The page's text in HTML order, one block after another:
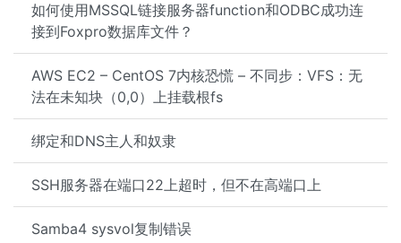
如何使用MSSQL链接服务器function和ODBC成功连
接到Foxpro数据库文件？
AWS EC2 – CentOS 7内核恐慌 – 不同步：VFS：无
法在未知块（0,0）上挂载根fs
绑定和DNS主人和奴隶
SSH服务器在端口22上超时，但不在高端口上
Samba4 sysvol复制错误